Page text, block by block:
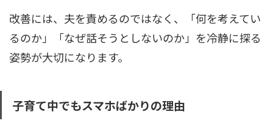
改善には、夫を責めるのではなく、「何を考えてい
るのか」「なぜ話そうとしないのか」を冷静に探る
姿勢が大切になります。
子育て中でもスマホばかりの理由